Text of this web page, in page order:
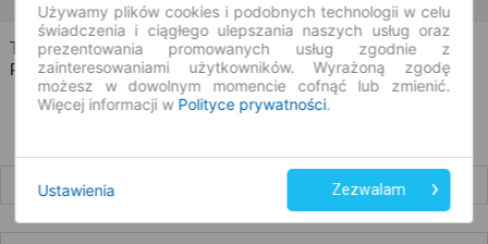
Twardosławice → Wodzin Prywatny
Rozkład jazdy i bilety
Używamy plików cookies i podobnych technologii w celu
świadczenia i ciągłego ulepszania naszych usług oraz
prezentowania promowanych usług zgodnie z
zainteresowaniami użytkowników. Wyrażoną zgodę
możesz w dowolnym momencie cofnąć lub zmienić.
Więcej informacji w Polityce prywatności.
Ustawienia Zezwalam